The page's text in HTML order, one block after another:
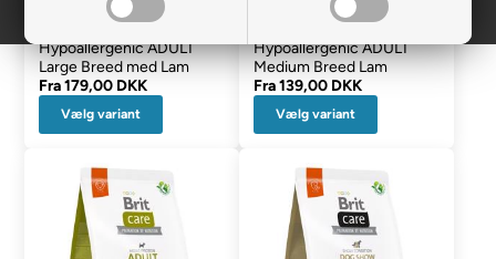
Hypoallergenic ADULT
Large Breed med Lam
Fra179,00 DKK
Vælg variant
Hypoallergenic ADULT
Medium Breed Lam
Fra139,00 DKK
Vælg variant